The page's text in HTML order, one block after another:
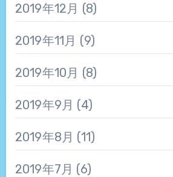
2019年12月 (8)
2019年11月 (9)
2019年10月 (8)
2019年9月 (4)
2019年8月 (11)
2019年7月 (6)